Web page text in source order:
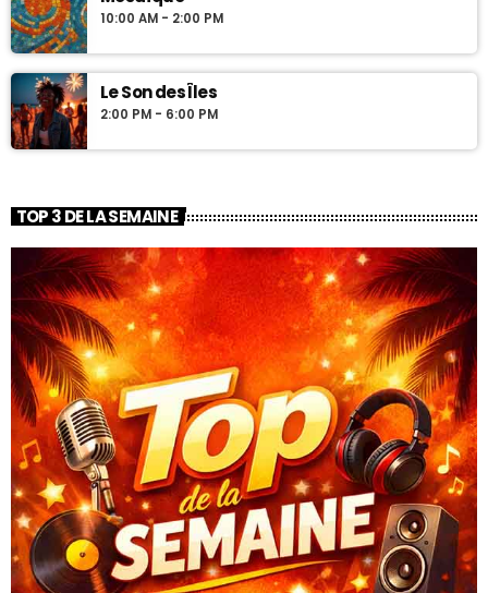
10:00 AM - 2:00 PM
Le Son des Îles
2:00 PM - 6:00 PM
TOP 3 DE LA SEMAINE